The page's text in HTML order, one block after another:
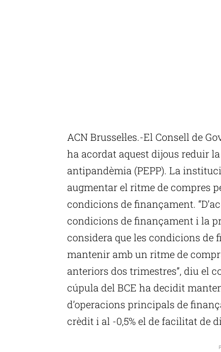
ACN Brussel·les.-El Consell de
ha acordat aquest dijous reduir
antipandèmia (PEPP). La
augmentar el ritme de compres
condicions de finançament.
condicions de finançament i la
considera que les condicions de
mantenir amb un ritme de
anteriors dos trimestres”, diu el
cúpula del BCE ha decidit
d’operacions principals de
crèdit i al -0,5% el de facilitat de